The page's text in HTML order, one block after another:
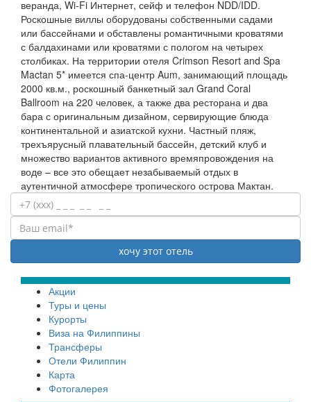
веранда, Wi-Fi Интернет, сейф и телефон NDD/IDD.
Роскошные виллы оборудованы собственными садами
или бассейнами и обставлены романтичными кроватями
с балдахинами или кроватями с пологом на четырех
столбиках. На территории отеля Crimson Resort and Spa
Mactan 5* имеется спа-центр Aum, занимающий площадь
2000 кв.м., роскошный банкетный зал Grand Coral
Ballroom на 220 человек, а также два ресторана и два
бара с оригинальным дизайном, сервирующие блюда
континентальной и азиатской кухни. Частный пляж,
трехъярусный плавательный бассейн, детский клуб и
множество вариантов активного времяпровождения на
воде – все это обещает незабываемый отдых в
аутентичной атмосфере тропического острова Мактан.
Акции
Туры и цены
Курорты
Виза на Филиппины
Трансферы
Отели Филиппин
Карта
Фотогалерея